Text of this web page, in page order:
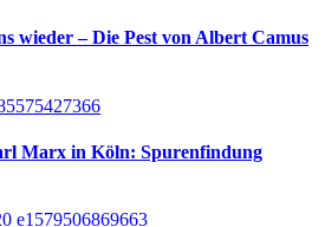
wieder – Die Pest von Albert Camus
Marx in Köln: Spurenfindung